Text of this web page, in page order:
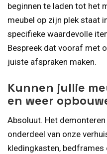
beginnen te laden tot het
meubel op zijn plek staat
specifieke waardevolle
Bespreek dat vooraf met
juiste afspraken maken.
Kunnen jullie
en weer
Absoluut. Het
onderdeel van onze
kledingkasten,